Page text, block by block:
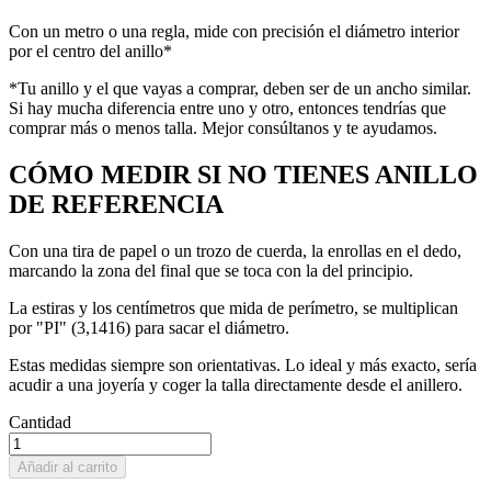
Con un metro o una regla, mide con precisión el diámetro interior
por el centro del anillo*
*Tu anillo y el que vayas a comprar, deben ser de un ancho similar.
Si hay mucha diferencia entre uno y otro, entonces tendrías que
comprar más o menos talla. Mejor consúltanos y te ayudamos.
CÓMO MEDIR SI NO TIENES ANILLO
DE REFERENCIA
Con una tira de papel o un trozo de cuerda, la enrollas en el dedo,
marcando la zona del final que se toca con la del principio.
La estiras y los centímetros que mida de perímetro, se multiplican
por "PI" (3,1416) para sacar el diámetro.
Estas medidas siempre son orientativas. Lo ideal y más exacto, sería
acudir a una joyería y coger la talla directamente desde el anillero.
Cantidad
Añadir al carrito